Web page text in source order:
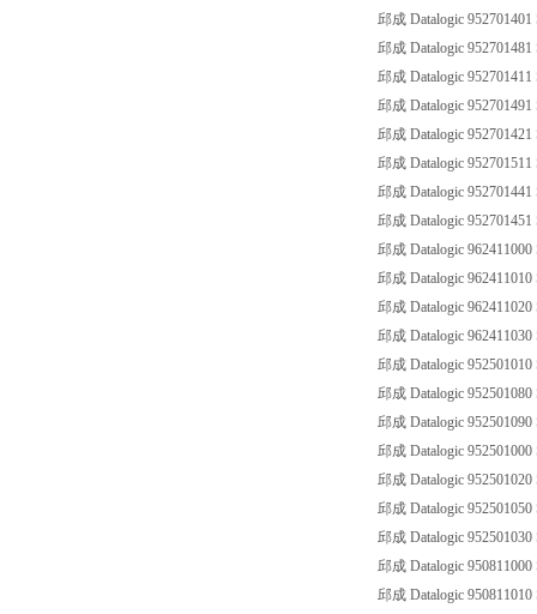
邱成 Datalogic
邱成 Datalogic
邱成 Datalogic
邱成 Datalogic
邱成 Datalogic
邱成 Datalogic
邱成 Datalogic
邱成 Datalogic
邱成 Datalogic
邱成 Datalogic
邱成 Datalogic
邱成 Datalogic
邱成 Datalogic
邱成 Datalogic
邱成 Datalogic
邱成 Datalogic
邱成 Datalogic
邱成 Datalogic
邱成 Datalogic
邱成 Datalogic
邱成 Datalogic